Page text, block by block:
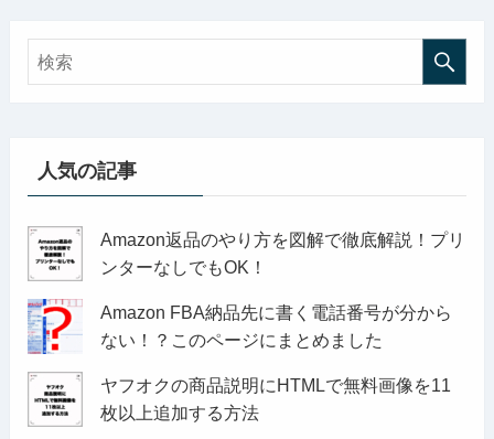
人気の記事
Amazon返品のやり方を図解で徹底解説！プリ
ンターなしでもOK！
Amazon FBA納品先に書く電話番号が分から
ない！？このページにまとめました
ヤフオクの商品説明にHTMLで無料画像を11
枚以上追加する方法